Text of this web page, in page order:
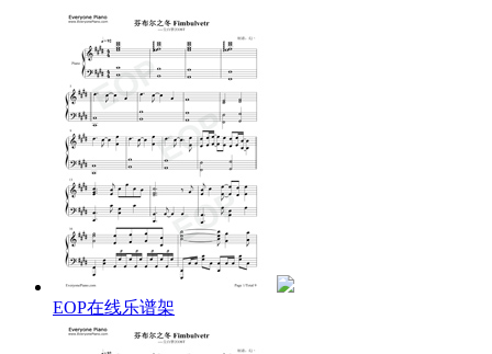
Herald the start of the gloaming
The gleaming stars
Snow reset the drawing board
Ready to color scarlet
I know its a must
That we will run into the same place
After the wintry pain
Storm blow
sweep away the crime the woe
the wistful twig
The end has been destined
I am doomed to miss my way in the prophesy
Silence deadly silence
through the void
I can feel it with my blind eye
Sky turns red in the broken gone
EOP在线乐谱架